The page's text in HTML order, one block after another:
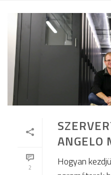
2
ANGELO
Hogyan